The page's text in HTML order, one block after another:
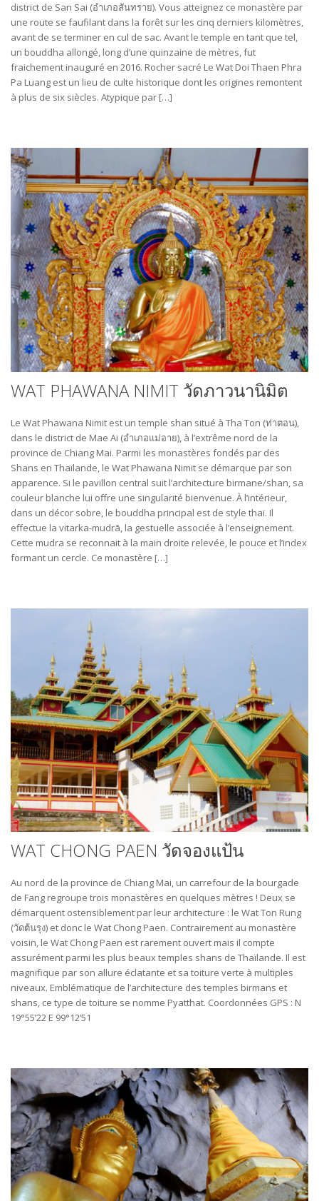
district de San Sai (อำเภอสันทราย). Vous atteignez ce monastère par
une route se faufilant dans la forêt sur les cinq derniers kilomètres,
avant de se terminer en cul de sac. Avant le temple en tant que tel,
un bouddha allongé, long d’une quinzaine de mètres, fut
fraichement inauguré en 2016. Rocher sacré Le Wat Doi Thaen Phra
Pa Luang est un lieu de culte historique dont les origines remontent
à plus de six siècles. Atypique par […]
WAT PHAWANA NIMIT วัดภาวนานิมิต
Le Wat Phawana Nimit est un temple shan situé à Tha Ton (ท่าตอน),
dans le district de Mae Ai (อำเภอแม่อาย), à l’extrême nord de la
province de Chiang Mai. Parmi les monastères fondés par des
Shans en Thaïlande, le Wat Phawana Nimit se démarque par son
apparence. Si le pavillon central suit l’architecture birmane/shan, sa
couleur blanche lui offre une singularité bienvenue. À l’intérieur,
dans un décor sobre, le bouddha principal est de style thaï. Il
effectue la vitarka-mudrā, la gestuelle associée à l’enseignement.
Cette mudra se reconnait à la main droite relevée, le pouce et l’index
formant un cercle. Ce monastère […]
WAT CHONG PAEN วัดจองแป้น
Au nord de la province de Chiang Mai, un carrefour de la bourgade
de Fang regroupe trois monastères en quelques mètres ! Deux se
démarquent ostensiblement par leur architecture : le Wat Ton Rung
(วัดต้นรุง) et donc le Wat Chong Paen. Contrairement au monastère
voisin, le Wat Chong Paen est rarement ouvert mais il compte
assurément parmi les plus beaux temples shans de Thaïlande. Il est
magnifique par son allure éclatante et sa toiture verte à multiples
niveaux. Emblématique de l’architecture des temples birmans et
shans, ce type de toiture se nomme Pyatthat. Coordonnées GPS : N
19°55’22 E 99°12’51